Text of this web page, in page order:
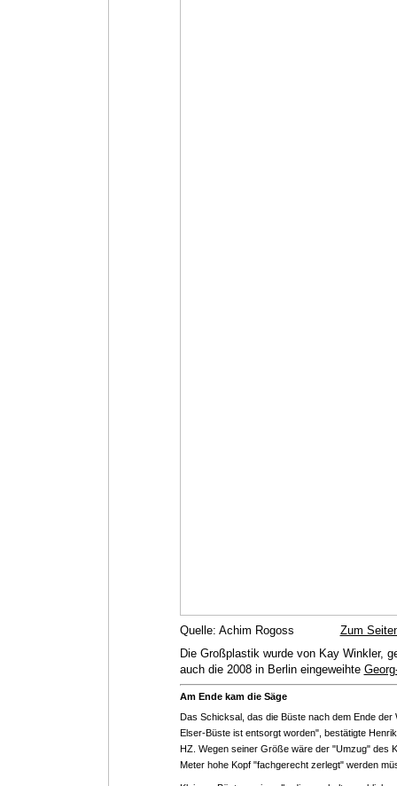
Quelle: Achim Rogoss Zum
Die Großplastik wurde von Kay Winkler,
auch die 2008 in Berlin eingeweihte
Am Ende kam die Säge
Das Schicksal, das die Büste nach dem Ende
Elser-Büste ist entsorgt worden", bestätigte
HZ. Wegen seiner Größe wäre der "Umzug" des
Meter hohe Kopf "fachgerecht zerlegt" werden